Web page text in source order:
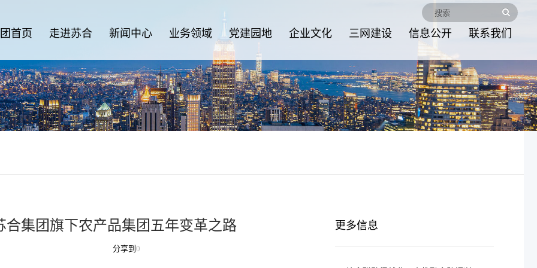
首页 走进苏合 新闻中心 业务领域 党建园地 企业文化 三网建设 信息公开 联系我们
集团旗下农产品集团五年变革之路
分享到 0
更多信息